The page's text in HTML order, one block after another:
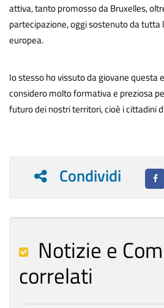
attiva, tanto promosso da Bruxelles,
partecipazione, oggi sostenuto da tutta
europea.
Io stesso ho vissuto da giovane questa
considero molto formativa e preziosa
futuro dei nostri territori, cioè i cittadini
Condividi
Notizie e
correlati